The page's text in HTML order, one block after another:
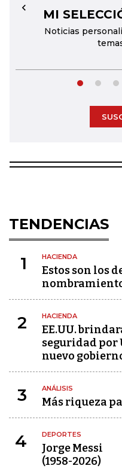
MI
Noticias
←
TENDENCIAS
1 HACIENDA
Estos son los
2 HACIENDA
EE.UU.
seguridad por
nuevo
3 ANÁLISIS
Más riqueza
4 DEPORTES
Jorge Messi
(1958-2026)